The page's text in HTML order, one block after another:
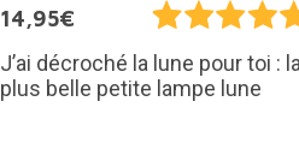
14,95€
J’ai décroché la lune pour toi : la
plus belle petite lampe lune